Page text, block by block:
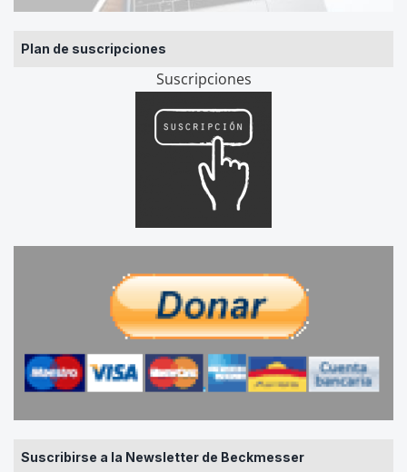
Plan de suscripciones
Suscripciones
Suscribirse a la Newsletter de Beckmesser